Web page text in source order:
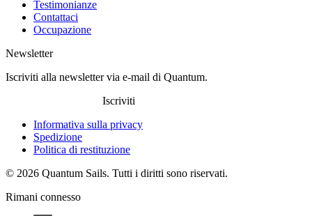
Testimonianze
Contattaci
Occupazione
Newsletter
Iscriviti alla newsletter via e-mail di Quantum.
Iscriviti
Informativa sulla privacy
Spedizione
Politica di restituzione
© 2026 Quantum Sails. Tutti i diritti sono riservati.
Rimani connesso